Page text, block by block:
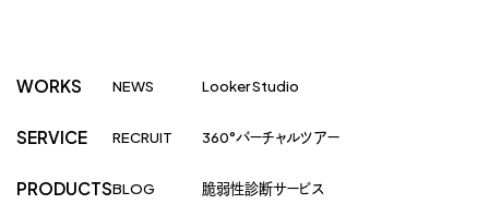
WORKS
SERVICE
PRODUCTS
NEWS
RECRUIT
BLOG
Looker Studio
360°バーチャルツアー
脆弱性診断サービス